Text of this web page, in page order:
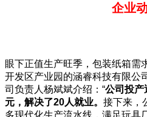
企业
眼下正值生产旺季，包装纸箱需
开发区产业园的涵睿科技有限公
司负责人杨斌斌介绍：“公司投产
元，解决了20人就业。 接下来，
多现代化生产流水线，满足玩具